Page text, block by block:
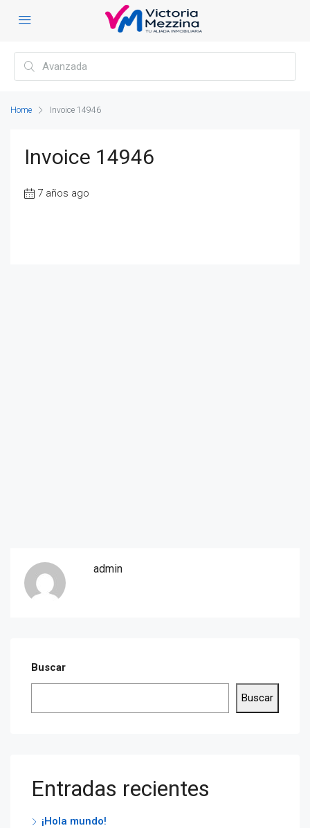
Home Invoice 14946
Invoice 14946
7 años ago
admin
Buscar
Buscar
Entradas recientes
¡Hola mundo!